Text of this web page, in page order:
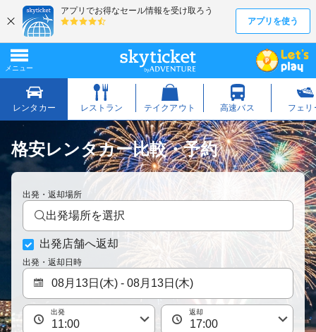
格安レンタカー比較・予約
出発・返却場所
出発場所を選択
出発店舗へ返却
出発・返却日時
出発 返却